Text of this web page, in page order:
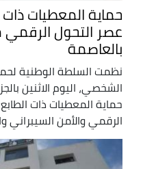
حماية المعطيات
عصر التحول الرقمي
بالعاصمة
نظمت السلطة الوطنية
الشخصي، اليوم الاثنين
حماية المعطيات ذات
الرقمي والأمن السيبراني